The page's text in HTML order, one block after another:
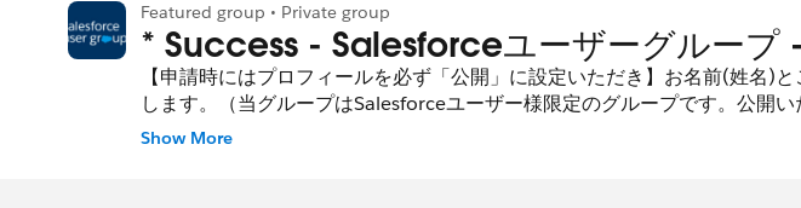
Featured group • Private group
* Success - Salesforceユーザーグループ
【申請時にはプロフィールを必ず「公開」に設定いただき】お名前(姓名)
します。（当グループはSalesforceユーザー様限定のグループです。公開
局からのご連絡を取ることができません）
Show More